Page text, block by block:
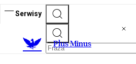
Serwisy
Plus Minus